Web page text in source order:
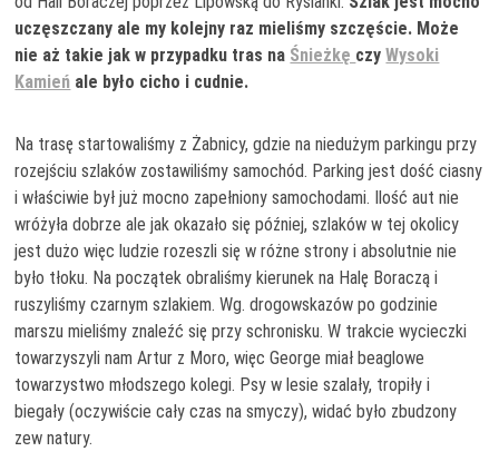
uczęszczany ale my kolejny raz mieliśmy szczęście. Może
nie aż takie jak w przypadku tras na Śnieżkę czyWysoki
Kamień ale było cicho i cudnie.
Na trasę startowaliśmy z Żabnicy, gdzie na niedużym parkingu przy
rozejściu szlaków zostawiliśmy samochód. Parking jest dość ciasny
i właściwie był już mocno zapełniony samochodami. Ilość aut nie
wróżyła dobrze ale jak okazało się później, szlaków w tej okolicy
jest dużo więc ludzie rozeszli się w różne strony i absolutnie nie
było tłoku. Na początek obraliśmy kierunek na Halę Boraczą i
ruszyliśmy czarnym szlakiem. Wg. drogowskazów po godzinie
marszu mieliśmy znaleźć się przy schronisku. W trakcie wycieczki
towarzyszyli nam Artur z Moro, więc George miał beaglowe
towarzystwo młodszego kolegi. Psy w lesie szalały, tropiły i
biegały (oczywiście cały czas na smyczy), widać było zbudzony
zew natury.